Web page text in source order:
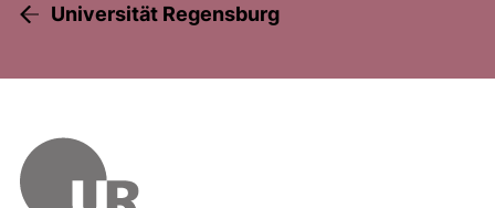
Universität Regensburg